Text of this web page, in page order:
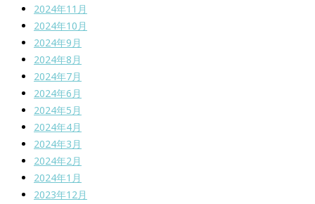
2024年11月
2024年10月
2024年9月
2024年8月
2024年7月
2024年6月
2024年5月
2024年4月
2024年3月
2024年2月
2024年1月
2023年12月